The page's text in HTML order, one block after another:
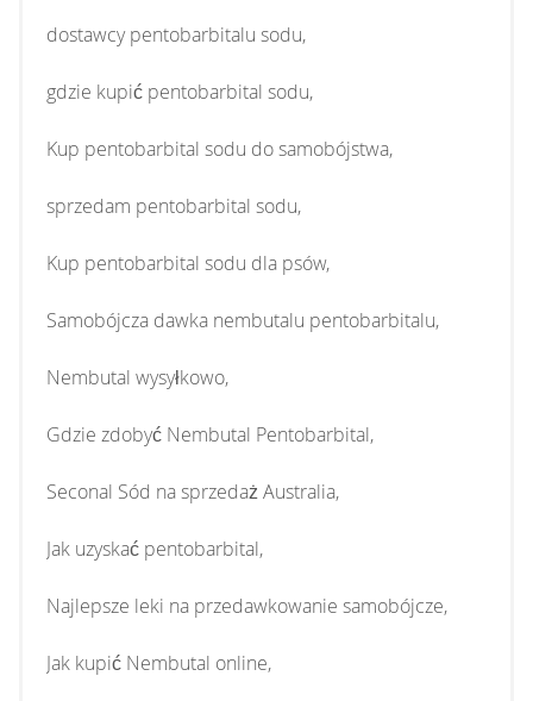
dostawcy pentobarbitalu sodu,
gdzie kupić pentobarbital sodu,
Kup pentobarbital sodu do samobójstwa,
sprzedam pentobarbital sodu,
Kup pentobarbital sodu dla psów,
Samobójcza dawka nembutalu pentobarbitalu,
Nembutal wysyłkowo,
Gdzie zdobyć Nembutal Pentobarbital,
Seconal Sód na sprzedaż Australia,
Jak uzyskać pentobarbital,
Najlepsze leki na przedawkowanie samobójcze,
Jak kupić Nembutal online,